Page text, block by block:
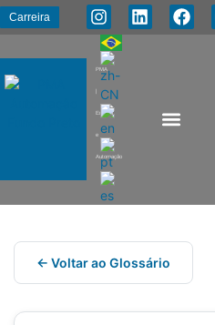
Carreira
PMA
|
Energia
e
Automação
← Voltar ao Glossário